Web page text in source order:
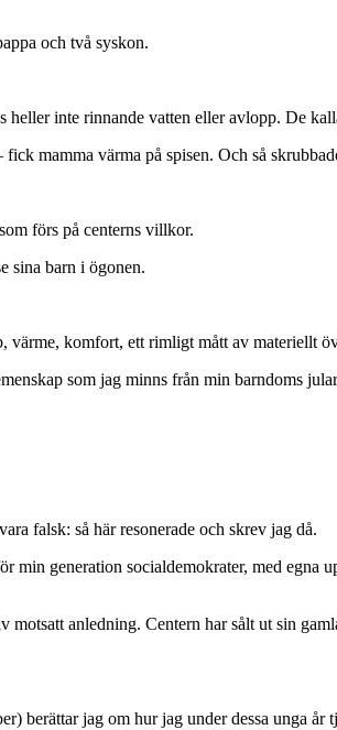
och två syskon.
inte rinnande vatten eller avlopp. De
mamma värma på spisen. Och så
förs på centerns villkor.
sina barn i ögonen.
värme, komfort, ett rimligt mått av materiellt
som jag minns från min barndoms
falsk: så här resonerade och skrev jag då.
generation socialdemokrater, med egna
motsatt anledning. Centern har sålt ut sin
berättar jag om hur jag under dessa unga